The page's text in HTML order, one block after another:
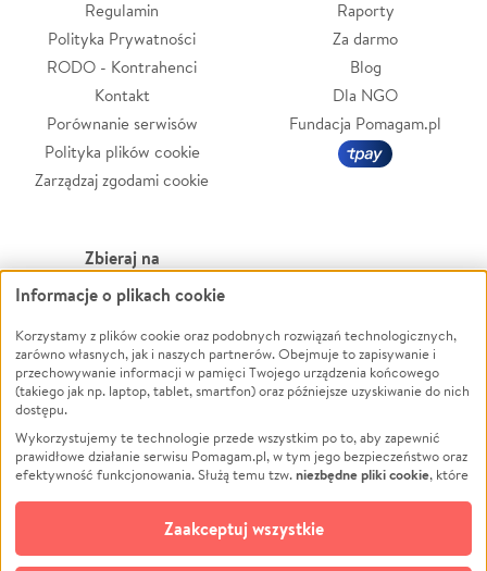
Regulamin
Polityka Prywatności
RODO - Kontrahenci
Kontakt
Porównanie serwisów
Polityka plików cookie
Zarządzaj zgodami cookie
Raporty
Za darmo
Blog
Dla NGO
Fundacja Pomagam.pl
Zbieraj na
Leczenie
Zwierzęta
Pożar
Ukraina
Pomoc Finansowa
Projekty
Pogrzeb
Społeczność lokalna
Kultura
Powódź
Wichura
NGO
Edukacja
Podróż
Impreza
Ochrona środowiska
Biznes
Informacje o plikach cookie
Korzystamy z plików cookie oraz podobnych rozwiązań technologicznych,
zarówno własnych, jak i naszych partnerów. Obejmuje to zapisywanie i
przechowywanie informacji w pamięci Twojego urządzenia końcowego
(takiego jak np. laptop, tablet, smartfon) oraz późniejsze uzyskiwanie do nich
dostępu.
Wykorzystujemy te technologie przede wszystkim po to, aby zapewnić
prawidłowe działanie serwisu Pomagam.pl, w tym jego bezpieczeństwo oraz
efektywność funkcjonowania. Służą temu tzw.niezbędne pliki cookie, które
opcjonalnych plików cookie
technologii do celów analitycznych i retargetingowych. Możesz wyrazić
zgodę na ich stosowanie lub jej odmówić. W dowolnym momencie masz
Zaakceptuj wszystkie